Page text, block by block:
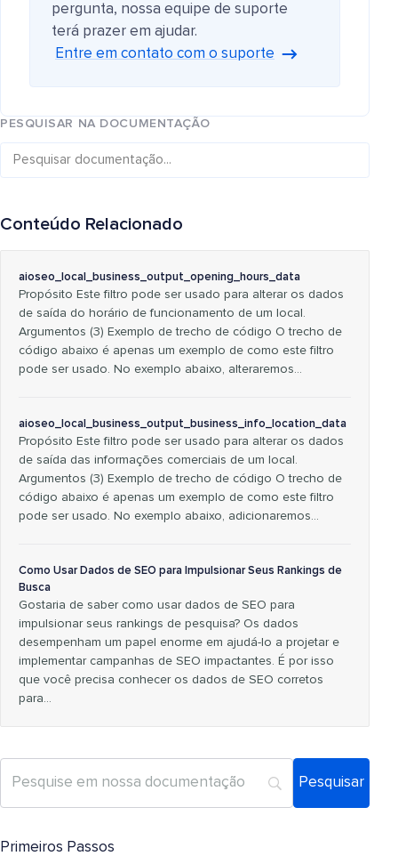
pergunta, nossa equipe de suporte
terá prazer em ajudar.
Entre em contato com o suporte
PESQUISAR NA DOCUMENTAÇÃO
Conteúdo Relacionado
aioseo_local_business_output_opening_hours_data
Propósito Este filtro pode ser usado para alterar os dados
de saída do horário de funcionamento de um local.
Argumentos (3) Exemplo de trecho de código O trecho de
código abaixo é apenas um exemplo de como este filtro
pode ser usado. No exemplo abaixo, alteraremos…
aioseo_local_business_output_business_info_location_data
Propósito Este filtro pode ser usado para alterar os dados
de saída das informações comerciais de um local.
Argumentos (3) Exemplo de trecho de código O trecho de
código abaixo é apenas um exemplo de como este filtro
pode ser usado. No exemplo abaixo, adicionaremos…
Como Usar Dados de SEO para Impulsionar Seus Rankings de
Busca
Gostaria de saber como usar dados de SEO para
impulsionar seus rankings de pesquisa? Os dados
desempenham um papel enorme em ajudá-lo a projetar e
implementar campanhas de SEO impactantes. É por isso
que você precisa conhecer os dados de SEO corretos
para…
Primeiros Passos